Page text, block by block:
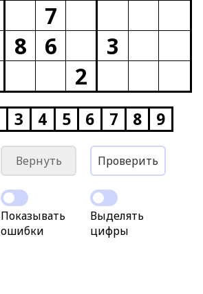
7
8 6
3
2
3 4 5 6 7 8 9
Вернуть Проверить
Показывать
ошибки
Выделять
цифры